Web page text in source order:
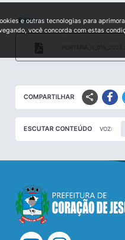
Edital:
COMPARTILHAR share
ESCUTAR CONTEÚDO VOZ:
e outras tecnologias para
você concorda com estas